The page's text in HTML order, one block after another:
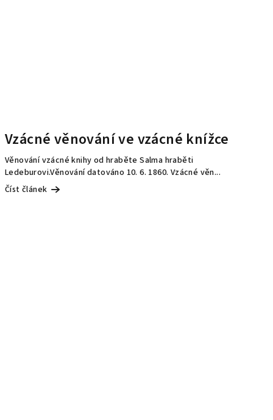
Vzácné věnování ve vzácné knížce
Věnování vzácné knihy od hraběte Salma hraběti
Ledeburovi.Věnování datováno 10. 6. 1860. Vzácné věn...
Číst článek